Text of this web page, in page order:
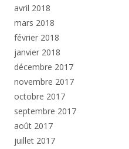
avril 2018
mars 2018
février 2018
janvier 2018
décembre 2017
novembre 2017
octobre 2017
septembre 2017
août 2017
juillet 2017